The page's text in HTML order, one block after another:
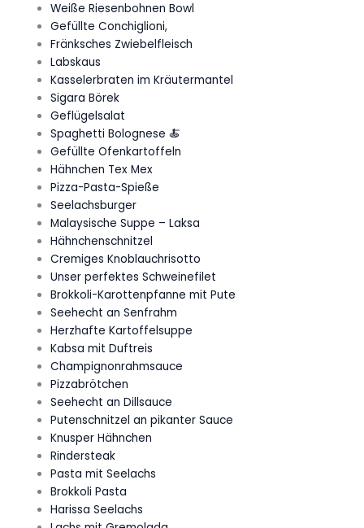
Weiße Riesenbohnen Bowl
Gefüllte Conchiglioni,
Fränksches Zwiebelfleisch
Labskaus
Kasselerbraten im Kräutermantel
Sigara Börek
Geflügelsalat
Spaghetti Bolognese 🍝
Gefüllte Ofenkartoffeln
Hähnchen Tex Mex
Pizza-Pasta-Spieße
Seelachsburger
Malaysische Suppe – Laksa
Hähnchenschnitzel
Cremiges Knoblauchrisotto
Unser perfektes Schweinefilet
Brokkoli-Karottenpfanne mit Pute
Seehecht an Senfrahm
Herzhafte Kartoffelsuppe
Kabsa mit Duftreis
Champignonrahmsauce
Pizzabrötchen
Seehecht an Dillsauce
Putenschnitzel an pikanter Sauce
Knusper Hähnchen
Rindersteak
Pasta mit Seelachs
Brokkoli Pasta
Harissa Seelachs